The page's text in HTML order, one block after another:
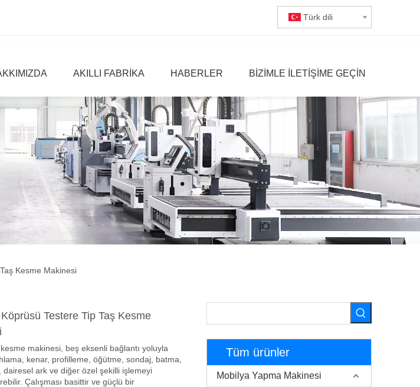
Türk dili
AKILLI FABRIKA HABERLER BIZIMLE ILETIŞIME GEÇIN
Kesme Makinesi
Testere Tip Taş Kesme
makinesi, beş eksenli bağlantı yoluyla
kenar, profilleme, öğütme, sondaj, batma,
dairesel ark ve diğer özel şekilli işlemeyi
Çalışması basittir ve güçlü bir
Tüm ürünler
Mobilya Yapma Makinesi